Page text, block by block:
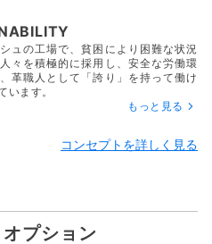
ュの工場で、貧困により困難な状況
々を積極的に採用し、安全な労働環
革職人として「誇り」を持って働け
います。
もっと見る
コンセプトを詳しく見る
プション